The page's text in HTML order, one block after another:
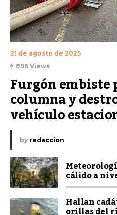
21 de agosto de 2025
896 Views
Furgón embiste
columna y
vehículo
by redaccion
cálido a
Hallan